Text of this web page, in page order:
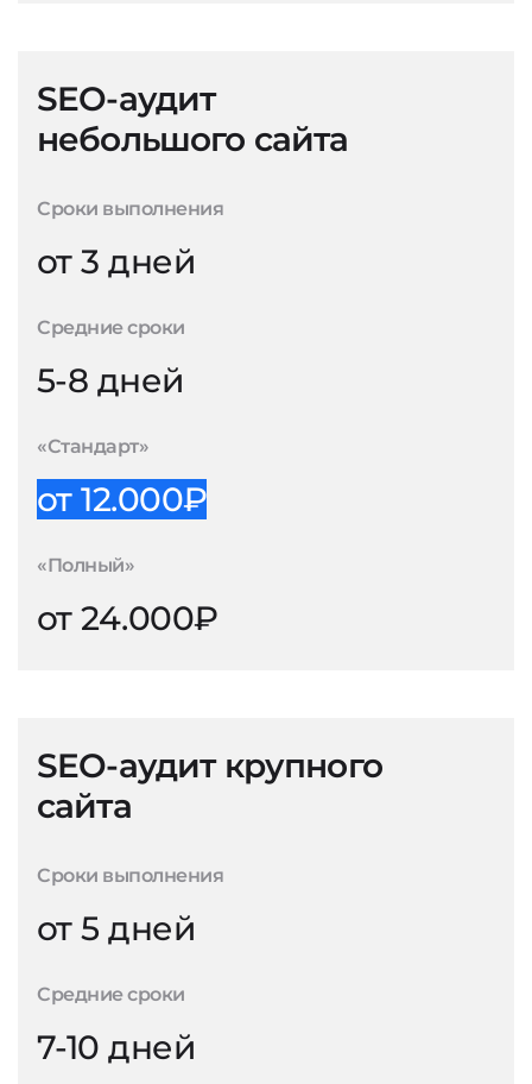
SEO-аудит
небольшого сайта
Сроки выполнения
от 3 дней
Средние сроки
5-8 дней
«Стандарт»
от 12.000₽
«Полный»
от 24.000₽
SEO-аудит крупного
сайта
Сроки выполнения
от 5 дней
Средние сроки
7-10 дней